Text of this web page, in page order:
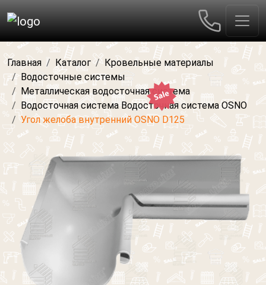
Главная Каталог
Кровельные материалы
Водосточные системы
Металлическая водосточная система
Водосточная система Водосточная система OSNO
Угол желоба внутренний OSNO D125